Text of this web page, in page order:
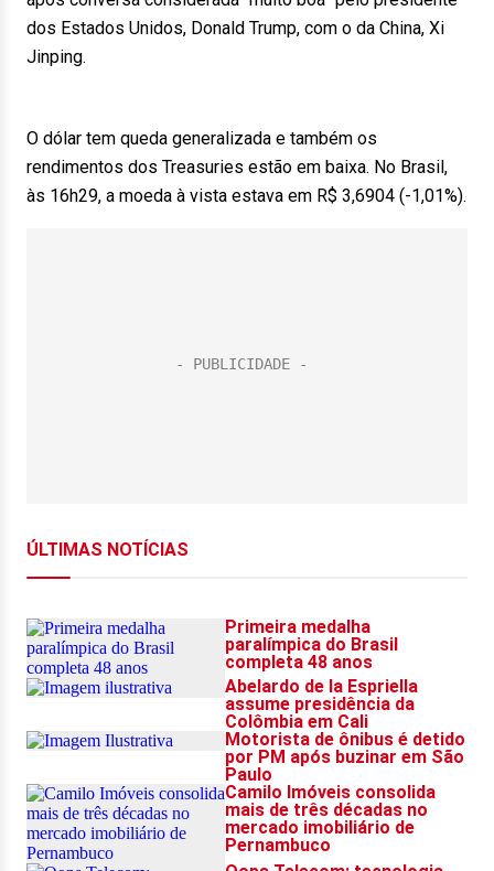
dos Estados Unidos, Donald Trump, com o da China, Xi
Jinping.
O dólar tem queda generalizada e também os
rendimentos dos Treasuries estão em baixa. No Brasil,
às 16h29, a moeda à vista estava em R$ 3,6904 (-1,01%).